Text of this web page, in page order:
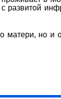
развитой
матери, но и